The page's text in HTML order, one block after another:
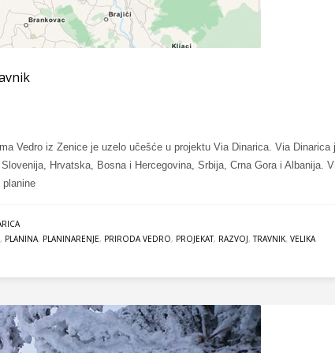
Vedro iz Zenice je uzelo učešće u projektu Via Dinarica. Via Dinarica
Hrvatska, Bosna i Hercegovina, Srbija, Crna Gora i Albanija.
, PLANINA, PLANINARENJE, PRIRODA VEDRO, PROJEKAT, RAZVOJ,TRAVNIK, VELIKA